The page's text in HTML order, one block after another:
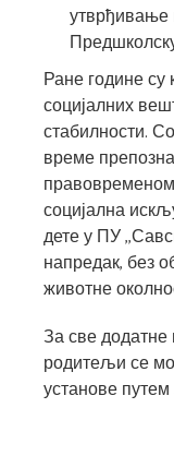
утврђивање
Ране године
социјалних
стабилности.
време
социјална
дете у ПУ
напредак, без
животне
За све додатне
родитељи се
установе